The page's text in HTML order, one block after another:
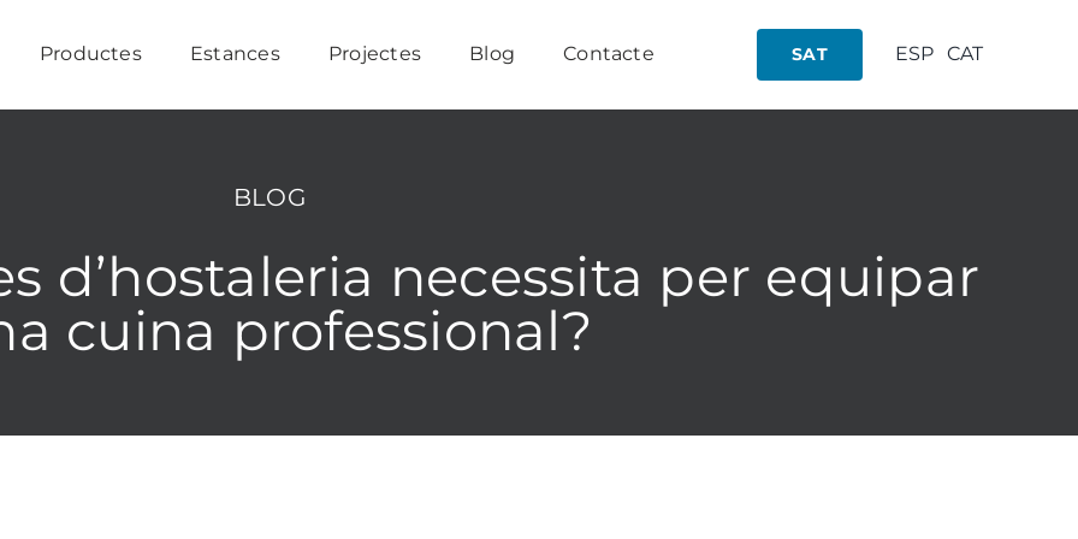
Productes Estances Projectes Blog Contacte SAT ESP CAT
BLOG
d’hostaleria necessita per equipar
cuina professional?